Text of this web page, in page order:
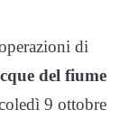
di
del fiume
9 ottobre